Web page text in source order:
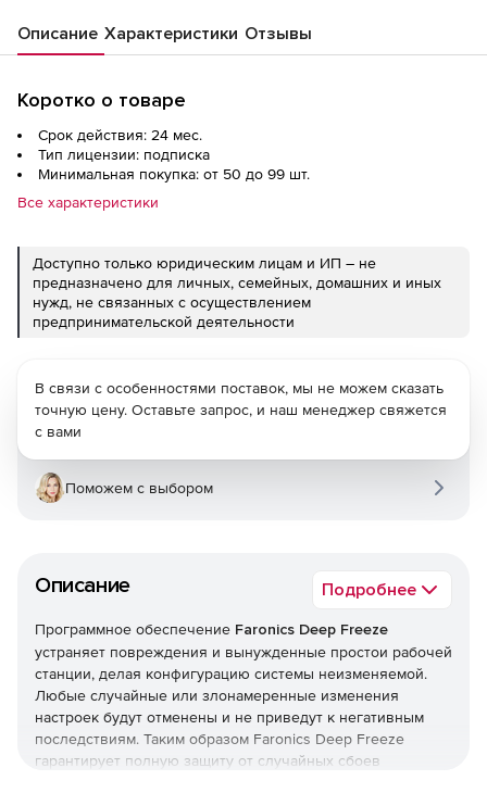
Описание Характеристики Отзывы
Коротко о товаре
Срок действия: 24 мес.
Тип лицензии: подписка
Минимальная покупка: от 50 до 99 шт.
Все характеристики
Доступно только юридическим лицам и ИП – не
предназначено для личных, семейных, домашних и иных
нужд, не связанных с осуществлением
предпринимательской деятельности
Описание Подробнее
Программное обеспечение Faronics Deep Freeze
устраняет повреждения и вынужденные простои рабочей
станции, делая конфигурацию системы неизменяемой.
Любые случайные или злонамеренные изменения
настроек будут отменены и не приведут к негативным
последствиям. Таким образом Faronics Deep Freeze
гарантирует полную защиту от случайных сбоев
В связи с особенностями поставок, мы не можем сказать
точную цену. Оставьте запрос, и наш менеджер свяжется
с вами
Поможем с выбором